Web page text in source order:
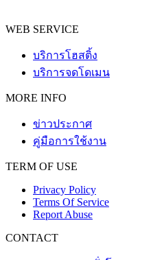
WEB SERVICE
บริการโฮสติ้ง
บริการจดโดเมน
MORE INFO
ข่าวประกาศ
คู่มือการใช้งาน
TERM OF USE
Privacy Policy
Terms Of Service
Report Abuse
CONTACT